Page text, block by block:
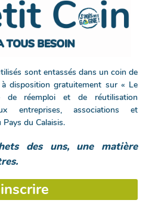
sont entassés dans un coin de
disposition gratuitement sur « Le
de réemploi et de réutilisation
entreprises, associations et
du Calaisis.
des uns, une matière